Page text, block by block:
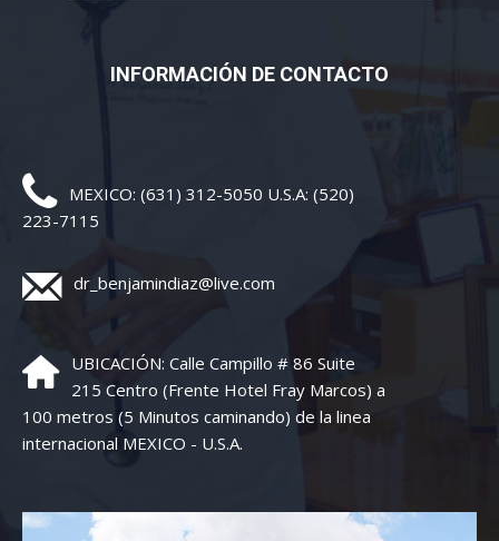
INFORMACIÓN DE CONTACTO
MEXICO: (631) 312-5050 U.S.A: (520)
223-7115
dr_benjamindiaz@live.com
UBICACIÓN: Calle Campillo # 86 Suite
215 Centro (Frente Hotel Fray Marcos) a
100 metros (5 Minutos caminando) de la linea
internacional MEXICO - U.S.A.